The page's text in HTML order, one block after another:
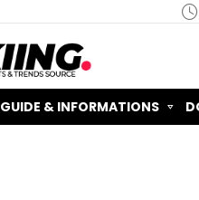
GUIDE & INFORMATIONS